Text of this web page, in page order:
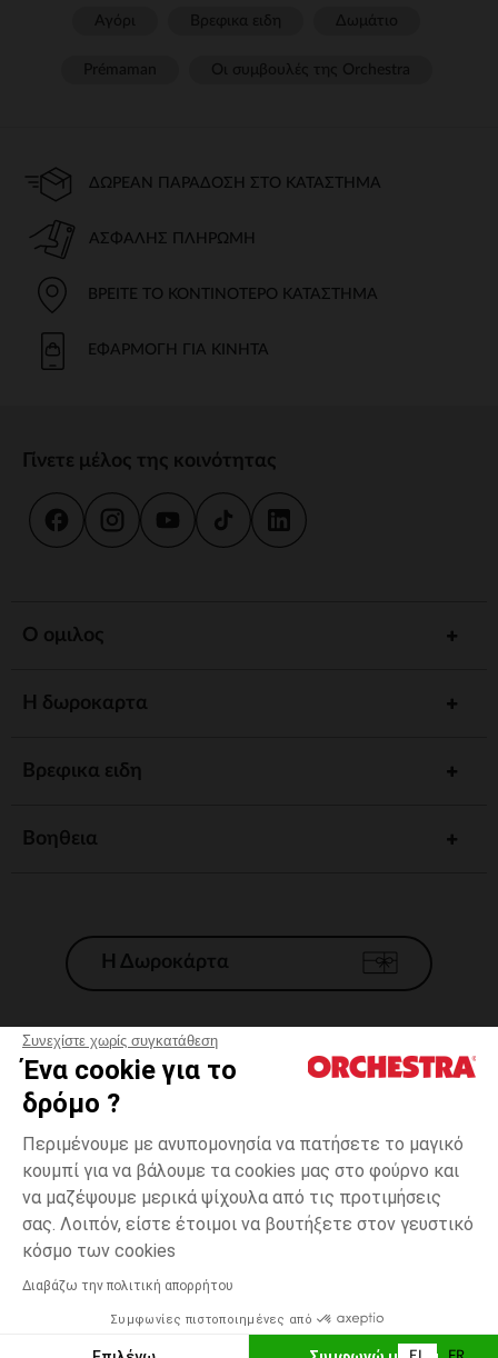
Συνεχίστε χωρίς συγκατάθεση
Ένα cookie για το
δρόμο ?
Περιμένουμε με ανυπομονησία να πατήσετε το μαγικό
κουμπί για να βάλουμε τα cookies μας στο φούρνο και
να μαζέψουμε μερικά ψίχουλα από τις προτιμήσεις
σας. Λοιπόν, είστε έτοιμοι να βουτήξετε στον γευστικό
κόσμο των cookies
Διαβάζω την πολιτική απορρήτου
Συμφωνίες πιστοποιημένες από
Μπλε
Δυνατότητα πληρωμής με
ΕΠΙΛΟΓΗ ΜΕΓΕΘΟΥΣ
ΔΩΡΕΆΝ ΠΑΡΆΔΟΣΗ ΣΤΟ ΚΑΤΆΣΤΗΜΑ
ΑΣΦΑΛΉΣ ΠΛΗΡΩΜΉ
ΒΡΕΊΤΕ ΤΟ ΚΟΝΤΙΝΌΤΕΡΟ ΚΑΤΆΣΤΗΜΑ
ΕΦΑΡΜΟΓΉ ΓΙΑ ΚΙΝΗΤΆ
Γίνετε μέλος της κοινότητας
Ο ομιλος
Η δωροκαρτα
Βρεφικα ειδη
Βοηθεια
Η Δωροκάρτα
Γενικοί 'Οροι Πώλησης
*Εμπορικες προσφορες
Προσωπικά δεδομένα
Διαχείρηση των cookies
Προσβασιμότητα: μη συμμορφούμενη
H Orchestra συμμετέχει στον κωδικά δεοντολογίας και στο σύστημα
μεσολάβησης της Γαλλικής Ομοσπονδίας Ηλεκτρονικού Εμπορίου.